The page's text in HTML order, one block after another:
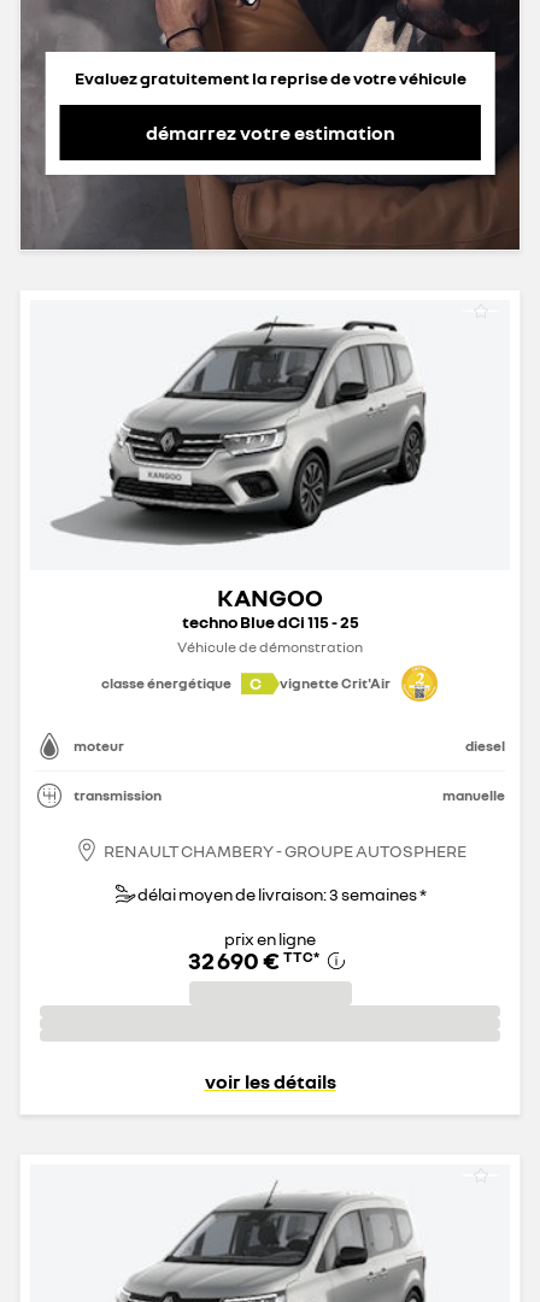
Evaluez gratuitement la reprise de votre véhicule
démarrez votre estimation
KANGOO
techno Blue dCi 115 - 25
Véhicule de démonstration
classe énergétique
C vignette Crit'Air
moteur diesel
transmission manuelle
RENAULT CHAMBERY - GROUPE AUTOSPHERE
délai moyen de livraison: 3 semaines *
prix en ligne
32 690 € TTC*
voir les détails